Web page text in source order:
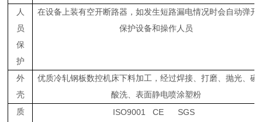
人
员
保
护
在设备上装有空开断路器，如发生短路漏电情况时会自动弹开
保护设备和操作人员
外
壳
优质冷轧钢板数控机床下料加工，经过焊接、打磨、抛光、磷
酸洗、表面静电喷涂塑粉
质
ISO9001 CE SGS